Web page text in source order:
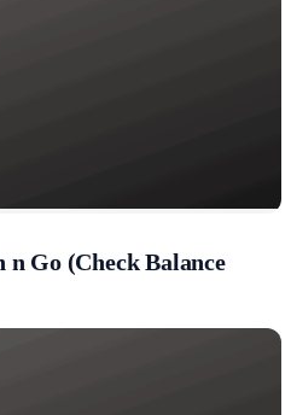
n Go (Check Balance